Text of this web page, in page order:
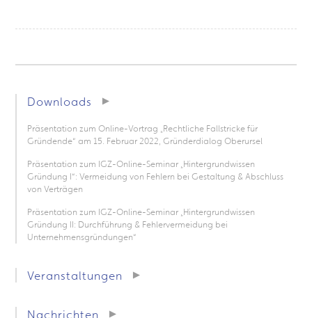
Downloads
Präsentation zum Online-Vortrag „Rechtliche Fallstricke für
Gründende“ am 15. Februar 2022, Gründerdialog Oberursel
Präsentation zum IGZ-Online-Seminar „Hintergrundwissen
Gründung I“: Vermeidung von Fehlern bei Gestaltung & Abschluss
von Verträgen
Präsentation zum IGZ-Online-Seminar „Hintergrundwissen
Gründung II: Durchführung & Fehlervermeidung bei
Unternehmensgründungen“
Veranstaltungen
Nachrichten